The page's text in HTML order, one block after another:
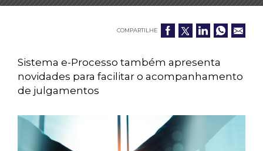
COMPARTILHE
Sistema e-Processo também apresenta
novidades para facilitar o acompanhamento
de julgamentos